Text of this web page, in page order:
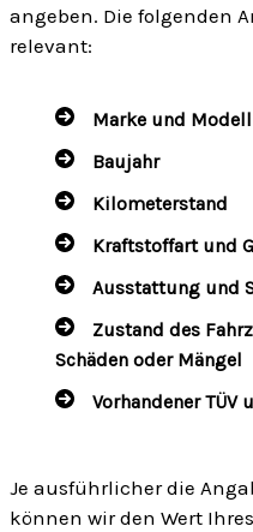
angeben. Die folgenden
relevant:
Marke und Modell
Baujahr
Kilometerstand
Kraftstoffart und
Ausstattung und
Zustand des
Schäden oder Mängel
Vorhandener TÜV
Je ausführlicher die
können wir den Wert